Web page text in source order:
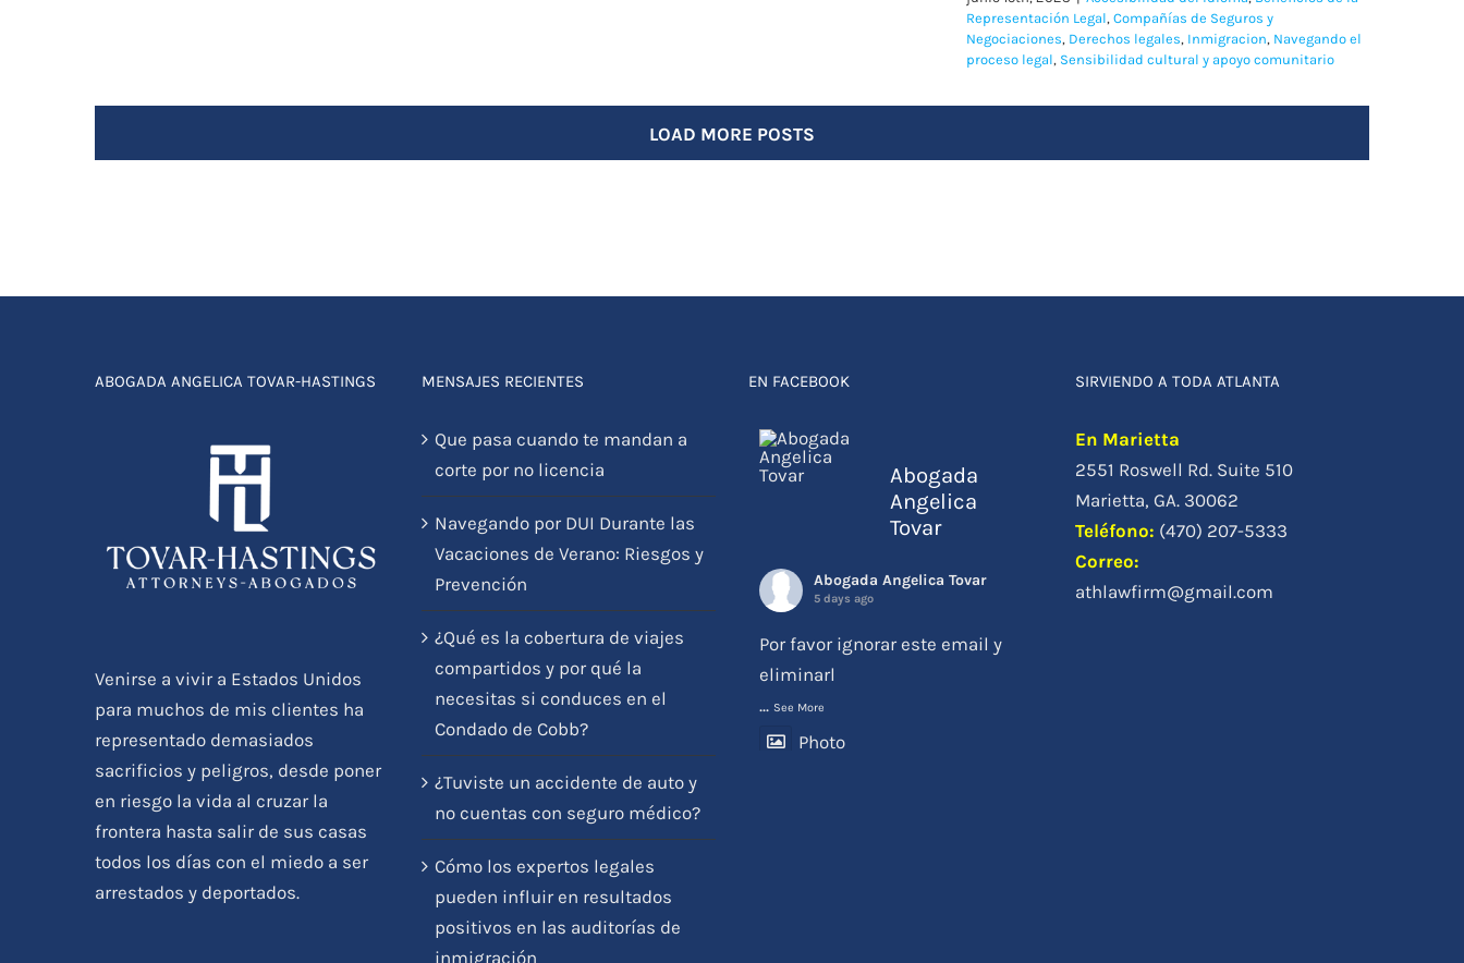
Representación Legal, Compañías de Seguros y
Negociaciones, Derechos legales, Inmigracion, Navegando el
proceso legal, Sensibilidad cultural y apoyo comunitario
LOAD MORE POSTS
ABOGADA ANGELICA TOVAR-HASTINGS
Venirse a vivir a Estados Unidos
para muchos de mis clientes ha
representado demasiados
sacrificios y peligros, desde poner
en riesgo la vida al cruzar la
frontera hasta salir de sus casas
todos los días con el miedo a ser
arrestados y deportados.
MENSAJES RECIENTES
Que pasa cuando te mandan a
corte por no licencia
Navegando por DUI Durante las
Vacaciones de Verano: Riesgos y
Prevención
¿Qué es la cobertura de viajes
compartidos y por qué la
necesitas si conduces en el
Condado de Cobb?
¿Tuviste un accidente de auto y
no cuentas con seguro médico?
Cómo los expertos legales
pueden influir en resultados
positivos en las auditorías de
inmigración
EN FACEBOOK
Abogada
Angelica
Tovar
Abogada Angelica Tovar
5 days ago
Por favor ignorar este email y
eliminarl
... See More
Photo
SIRVIENDO A TODA ATLANTA
En Marietta
2551 Roswell Rd. Suite 510
Marietta, GA. 30062
Teléfono: (470) 207-5333
Correo:
athlawfirm@gmail.com